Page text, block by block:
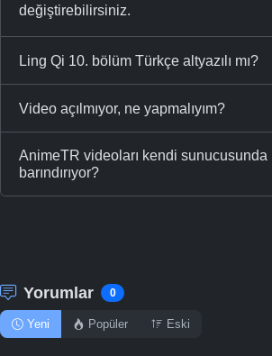
değiştirebilirsiniz.
Ling Qi 10. bölüm Türkçe altyazılı mı?
Video açılmıyor, ne yapmalıyım?
AnimeTR videoları kendi sunucusunda
barındırıyor?
Yorumlar 0
Yeni Popüler Eski